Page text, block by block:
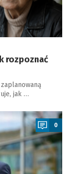
rozpoznać
jak …
0